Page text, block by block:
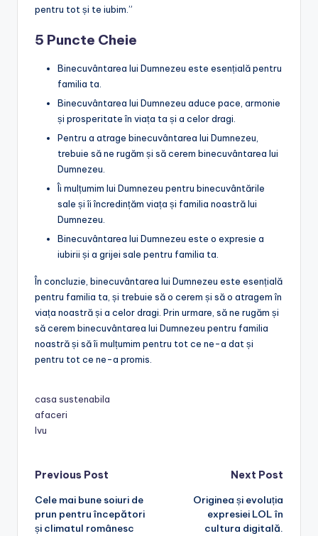
pentru tot și te iubim.”
5 Puncte Cheie
Binecuvântarea lui Dumnezeu este esențială pentru
familia ta.
Binecuvântarea lui Dumnezeu aduce pace, armonie
și prosperitate în viața ta și a celor dragi.
Pentru a atrage binecuvântarea lui Dumnezeu,
trebuie să ne rugăm și să cerem binecuvântarea lui
Dumnezeu.
Îi mulțumim lui Dumnezeu pentru binecuvântările
sale și îi încredințăm viața și familia noastră lui
Dumnezeu.
Binecuvântarea lui Dumnezeu este o expresie a
iubirii și a grijei sale pentru familia ta.
În concluzie, binecuvântarea lui Dumnezeu este esențială
pentru familia ta, și trebuie să o cerem și să o atragem în
viața noastră și a celor dragi. Prin urmare, să ne rugăm și
să cerem binecuvântarea lui Dumnezeu pentru familia
noastră și să îi mulțumim pentru tot ce ne-a dat și
pentru tot ce ne-a promis.
casa sustenabila
afaceri
lvu
Post
navigation
Previous Post
Cele mai bune soiuri de
prun pentru începători
și climatul românesc
Next Post
Originea și evoluția
expresiei LOL în
cultura digitală.